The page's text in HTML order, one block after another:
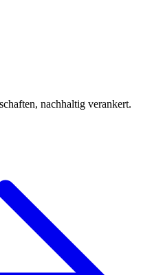
nachhaltig verankert.